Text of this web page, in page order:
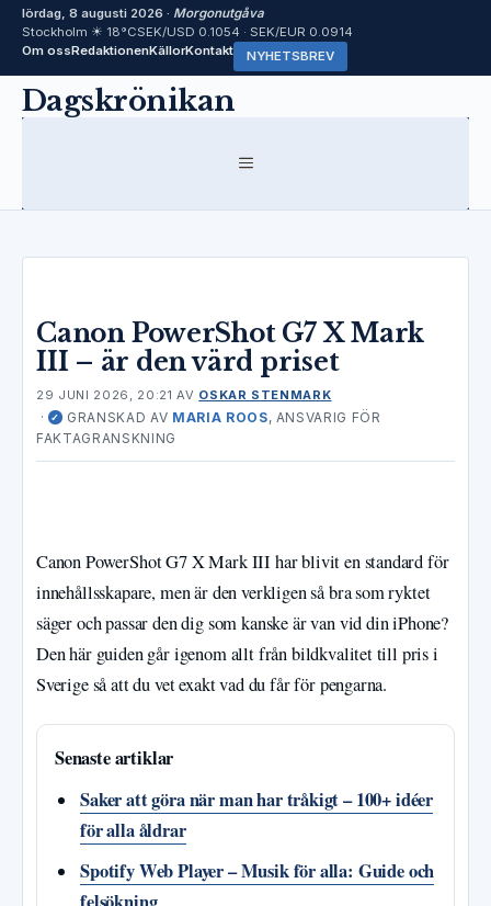
lördag, 8 augusti 2026 · Morgonutgåva
Stockholm ☀ 18°CSEK/USD 0.1054 · SEK/EUR 0.0914
Om ossRedaktionenKällorKontakt NYHETSBREV
HoppaDagskrönikan
MENY
Canon PowerShot G7 X Mark
III – är den värd priset
29 JUNI 2026, 20:21 AV OSKAR STENMARK
· ✓ GRANSKAD AV MARIA ROOS, ANSVARIG FÖR
FAKTAGRANSKNING
Canon PowerShot G7 X Mark III har blivit en standard för
innehållsskapare, men är den verkligen så bra som ryktet
säger och passar den dig som kanske är van vid din iPhone?
Den här guiden går igenom allt från bildkvalitet till pris i
Sverige så att du vet exakt vad du får för pengarna.
Senaste artiklar
Saker att göra när man har tråkigt – 100+ idéer
för alla åldrar
Spotify Web Player – Musik för alla: Guide och